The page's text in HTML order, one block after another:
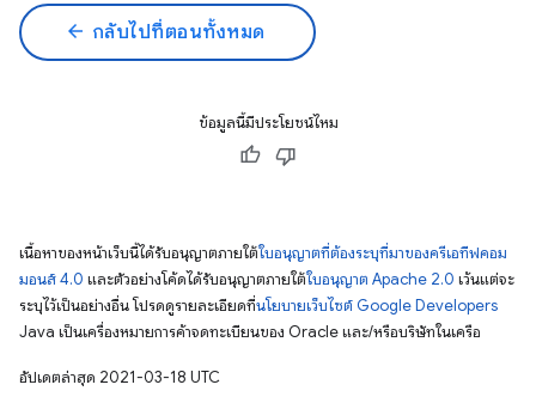
arrow_back กลับไปที่ตอนทั้งหมด
ข้อมูลนี้มีประโยชน์ไหม
เนื้อหาของหน้าเว็บนี้ได้รับอนุญาตภายใต้ใบอนุญาตที่ต้องระบุที่มาของครีเอทีฟคอม
มอนส์ 4.0 และตัวอย่างโค้ดได้รับอนุญาตภายใต้ใบอนุญาต Apache 2.0 เว้นแต่จะ
ระบุไว้เป็นอย่างอื่น โปรดดูรายละเอียดที่นโยบายเว็บไซต์ Google Developers
Java เป็นเครื่องหมายการค้าจดทะเบียนของ Oracle และ/หรือบริษัทในเครือ
อัปเดตล่าสุด 2021-03-18 UTC